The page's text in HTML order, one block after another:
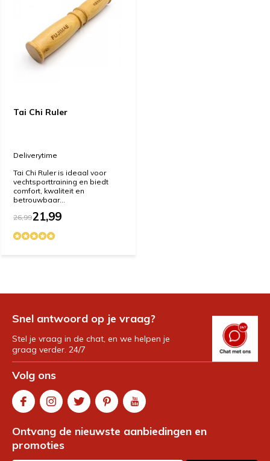
Tai Chi Ruler
Deliverytime
Tai Chi Ruler is ideaal voor
vechtsporttraining en biedt
comfort, kwaliteit en
betrouwbaar...
26,9921,99
Snel antwoord op je vraag?
Stel je vraag in de chat, en we helpen je
graag verder. 24/7
Volg ons
Ontvang de nieuwste aanbiedingen en
promoties